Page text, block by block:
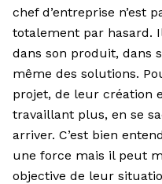
chef d’entreprise n’est
totalement par hasard.
dans son produit, dans
même des solutions.
projet, de leur création
travaillant plus, en se
arriver. C’est bien
une force mais il peut
objective de leur